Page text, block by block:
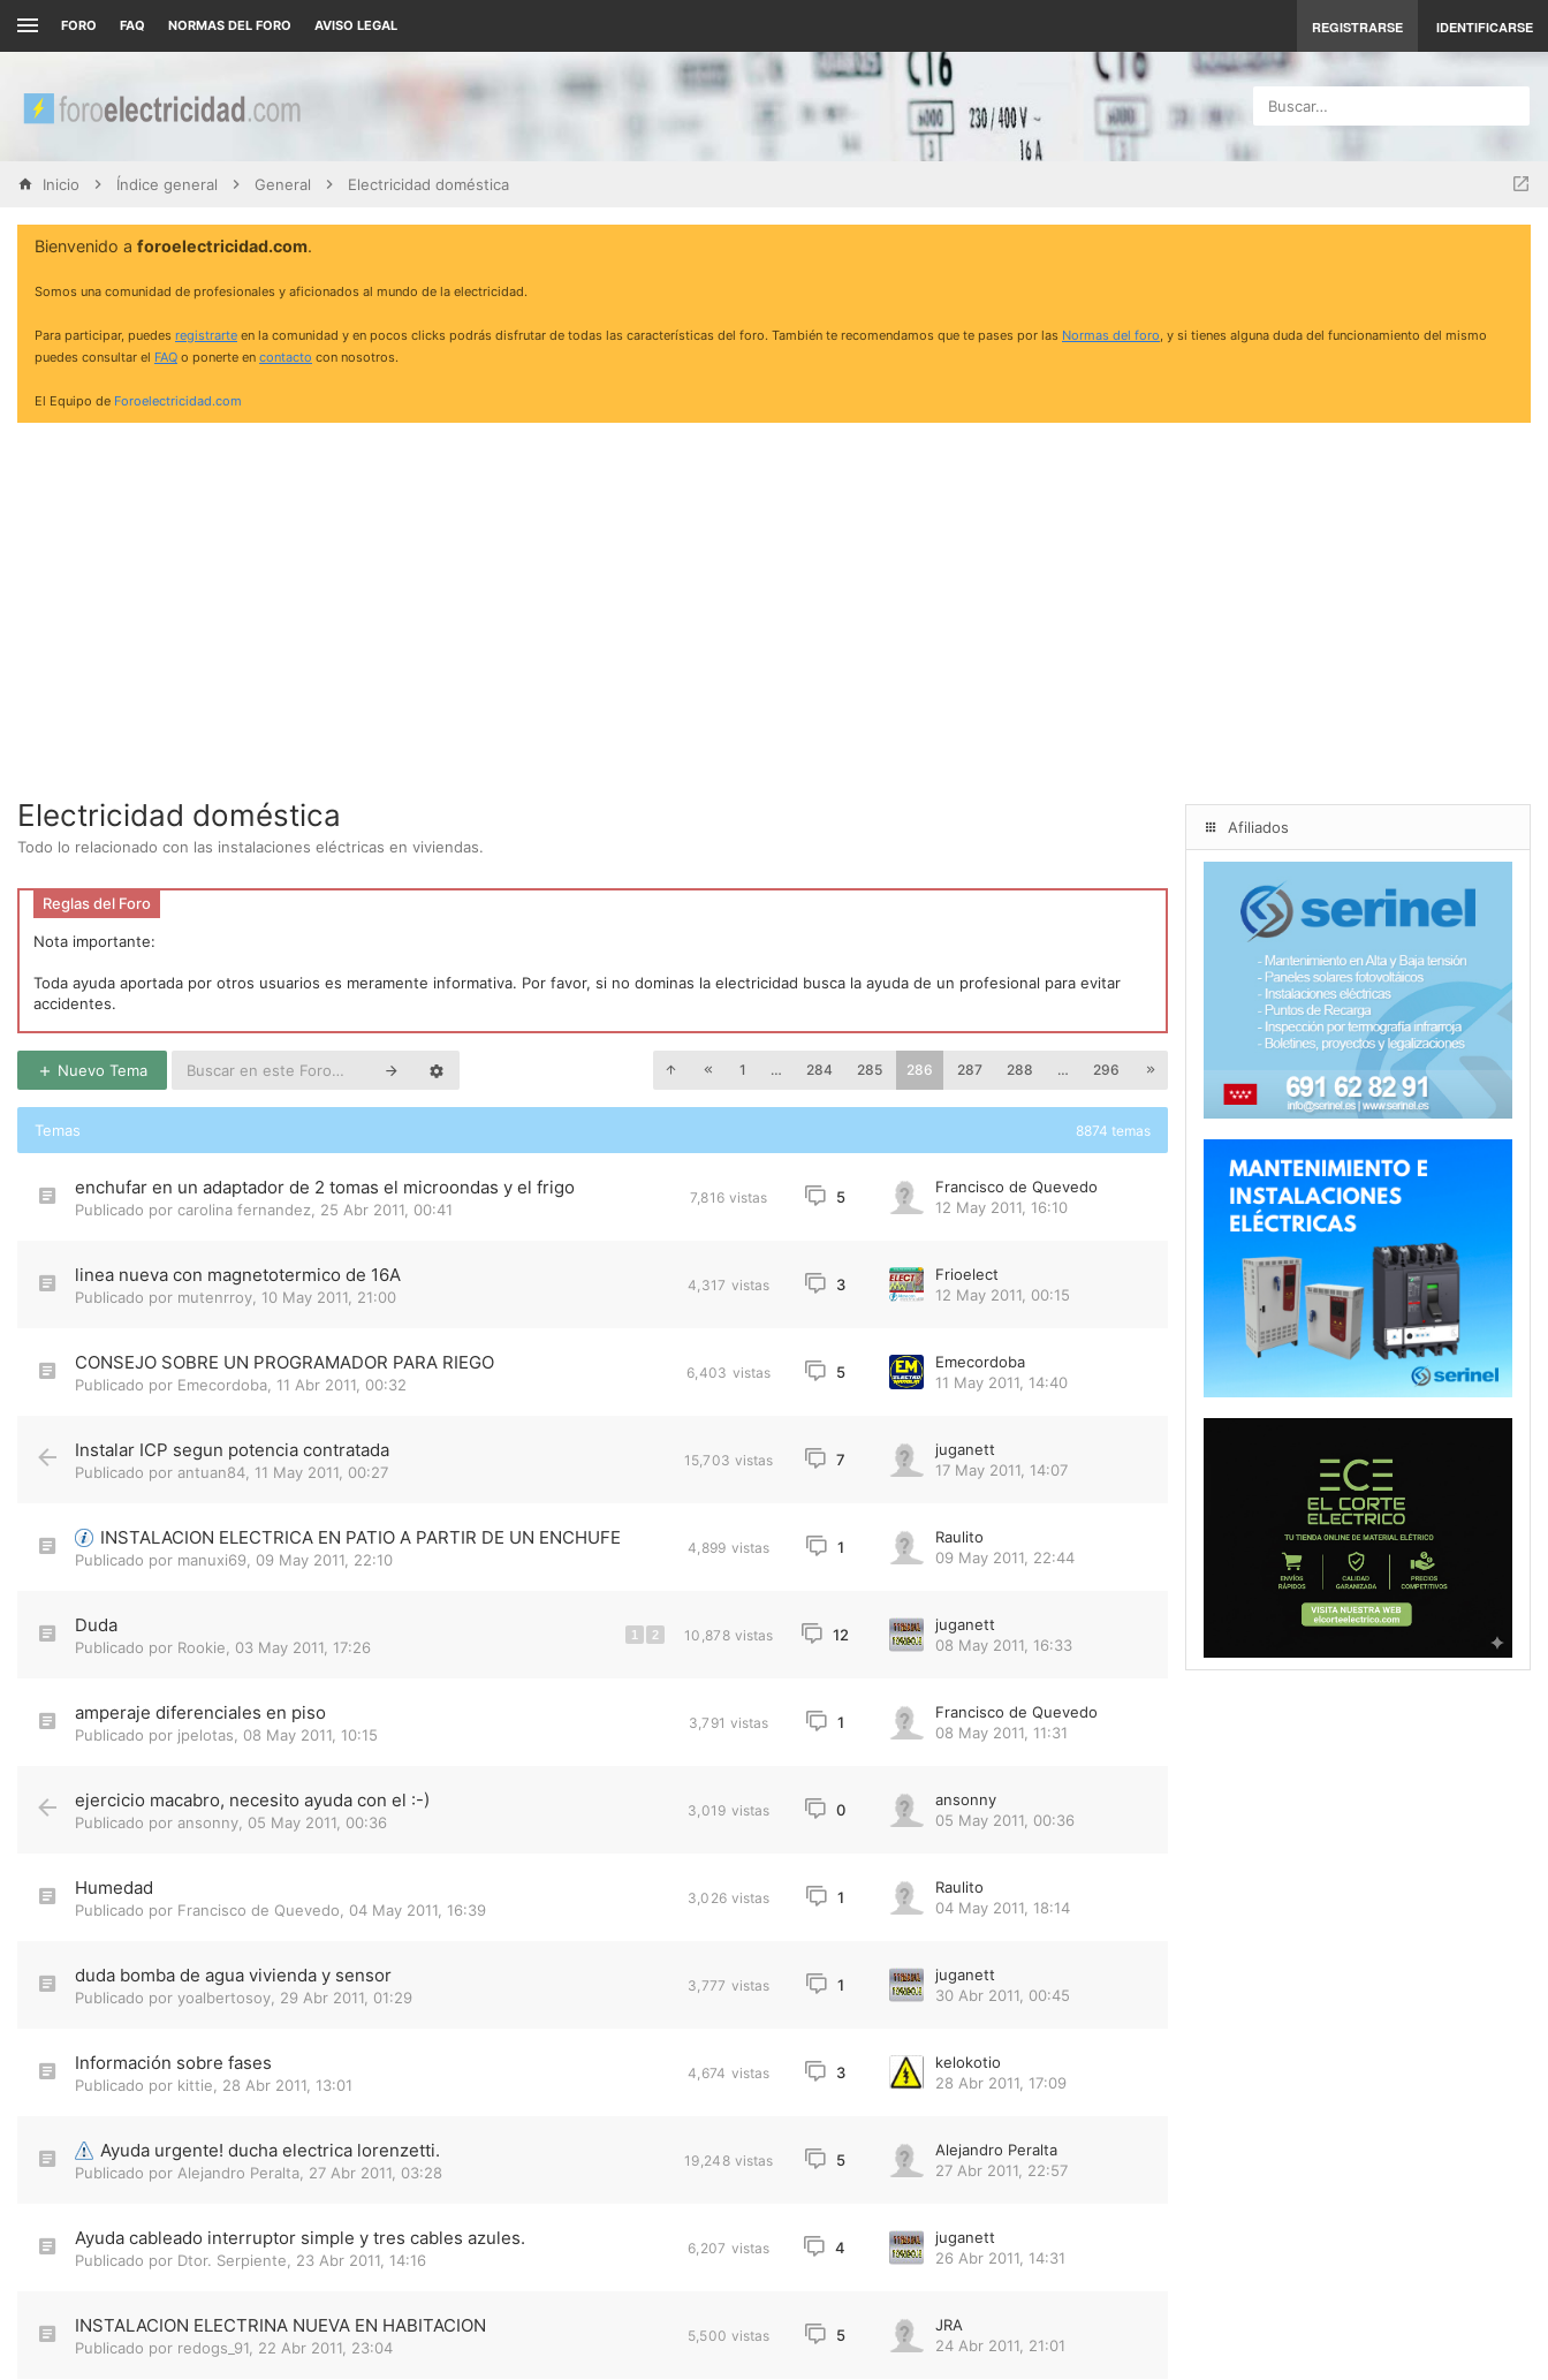
FORO FAQ NORMAS DEL FORO AVISO LEGAL REGISTRARSE IDENTIFICARSE
Buscar…
Inicio Índice general General Electricidad doméstica
Bienvenido a foroelectricidad.com.
Somos una comunidad de profesionales y aficionados al mundo de la electricidad.
Para participar, puedes registrarte en la comunidad y en pocos clicks podrás disfrutar de todas las características del foro. También te recomendamos que te pases por las Normas del foro, y si tienes alguna duda del funcionamiento del mismo
puedes consultar el FAQ o ponerte en contacto con nosotros.
El Equipo de Foroelectricidad.com
Electricidad doméstica
Todo lo relacionado con las instalaciones eléctricas en viviendas.
Reglas del Foro
Nota importante:
Toda ayuda aportada por otros usuarios es meramente informativa. Por favor, si no dominas la electricidad busca la ayuda de un profesional para evitar
accidentes.
Nuevo Tema 1 … 284 285 286 287 288 … 296
Temas 8874 temas
enchufar en un adaptador de 2 tomas el microondas y el frigo
Publicado por carolina fernandez 25 Abr 2011, 00:41
7,816 vistas 5
Francisco de Quevedo
12 May 2011, 16:10
linea nueva con magnetotermico de 16A
Publicado por mutenrroy 10 May 2011, 21:00
4,317 vistas 3
Frioelect
12 May 2011, 00:15
CONSEJO SOBRE UN PROGRAMADOR PARA RIEGO
Publicado por Emecordoba 11 Abr 2011, 00:32
6,403 vistas 5
Emecordoba
11 May 2011, 14:40
Instalar ICP segun potencia contratada
Publicado por antuan84 11 May 2011, 00:27
15,703 vistas 7
juganett
17 May 2011, 14:07
INSTALACION ELECTRICA EN PATIO A PARTIR DE UN ENCHUFE
Publicado por manuxi69 09 May 2011, 22:10
4,899 vistas 1
Raulito
09 May 2011, 22:44
Duda
Publicado por Rookie 03 May 2011, 17:26
1 2 10,878 vistas 12
juganett
08 May 2011, 16:33
amperaje diferenciales en piso
Publicado por jpelotas 08 May 2011, 10:15
3,791 vistas 1
Francisco de Quevedo
08 May 2011, 11:31
ejercicio macabro, necesito ayuda con el :-)
Publicado por ansonny 05 May 2011, 00:36
3,019 vistas 0
ansonny
05 May 2011, 00:36
Humedad
Publicado por Francisco de Quevedo 04 May 2011, 16:39
3,026 vistas 1
Raulito
04 May 2011, 18:14
duda bomba de agua vivienda y sensor
Publicado por yoalbertosoy 29 Abr 2011, 01:29
3,777 vistas 1
juganett
30 Abr 2011, 00:45
Información sobre fases
Publicado por kittie 28 Abr 2011, 13:01
4,674 vistas 3
kelokotio
28 Abr 2011, 17:09
Ayuda urgente! ducha electrica lorenzetti.
Publicado por Alejandro Peralta 27 Abr 2011, 03:28
19,248 vistas 5
Alejandro Peralta
27 Abr 2011, 22:57
Ayuda cableado interruptor simple y tres cables azules.
Publicado por Dtor. Serpiente 23 Abr 2011, 14:16
6,207 vistas 4
juganett
26 Abr 2011, 14:31
INSTALACION ELECTRINA NUEVA EN HABITACION
Publicado por redogs_91 22 Abr 2011, 23:04
5,500 vistas 5
JRA
24 Abr 2011, 21:01
Afiliados